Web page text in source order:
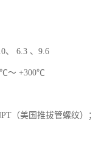
、 6.3 、9.6
～ +300℃
（美国推拔管螺纹）；